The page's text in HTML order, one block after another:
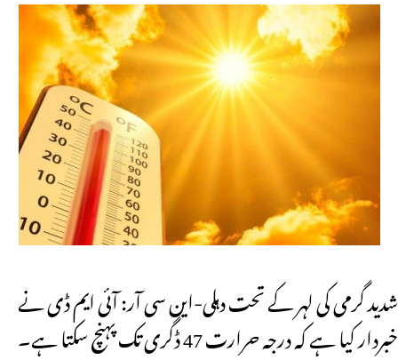
شدید گرمی کی لہر کے تحت دہلی-این سی آر: آئی ایم ڈی نے
خبردار کیا ہے کہ درجہ حرارت 47 ڈگری تک پہنچ سکتا ہے۔